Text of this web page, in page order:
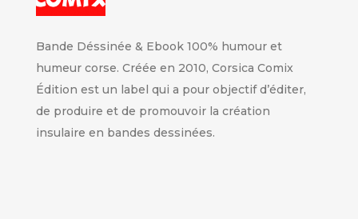
Bande Déssinée & Ebook 100% humour et
humeur corse. Créée en 2010, Corsica Comix
Édition est un label qui a pour objectif d’éditer,
de produire et de promouvoir la création
insulaire en bandes dessinées.